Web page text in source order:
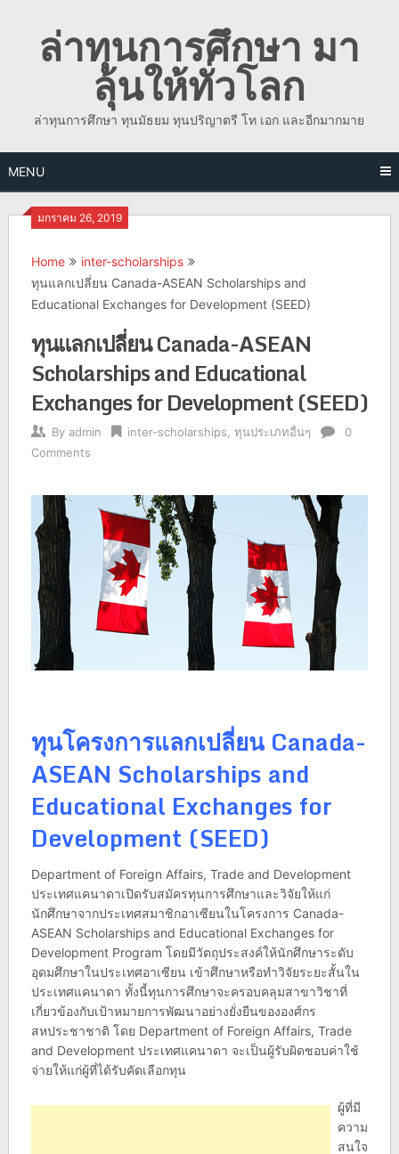
contentล่าทุนการศึกษา มา
ลุ้นให้ทั่วโลก
ล่าทุนการศึกษา ทุนมัธยม ทุนปริญาตรี โท เอก และอีกมากมาย
MENU
มกราคม 26, 2019
Home
inter-scholarships
ทุนแลกเปลี่ยน Canada-ASEAN Scholarships and
Educational Exchanges for Development (SEED)
ทุนแลกเปลี่ยน Canada-ASEAN
Scholarships and Educational
Exchanges for Development (SEED)
By admin inter-scholarships ทุนประเภทอื่นๆ
0
Comments
ทุนโครงการแลกเปลี่ยน Canada-
ASEAN Scholarships and
Educational Exchanges for
Development (SEED)
Department of Foreign Affairs, Trade and Development
ประเทศแคนาดาเปิดรับสมัครทุนการศึกษาและวิจัยให้แก่
นักศึกษาจากประเทศสมาชิกอาเซียนในโครงการ Canada-
ASEAN Scholarships and Educational Exchanges for
Development Program โดยมีวัตถุประสงค์ให้นักศึกษาระดับ
อุดมศึกษาในประเทศอาเซียน เข้าศึกษาหรือทำวิจัยระยะสั้นใน
ประเทศแคนาดา ทั้งนี้ทุนการศึกษาจะครอบคลุมสาขาวิชาที่
เกี่ยวข้องกับเป้าหมายการพัฒนาอย่างยั่งยืนขององศ์กร
สหประชาชาติ โดย Department of Foreign Affairs, Trade
and Development ประเทศแคนาดา จะเป็นผู้รับผิดชอบค่าใช้
จ่ายให้แก่ผู้ที่ได้รับคัดเลือกทุน
ผู้ที่มี
ความ
สนใจ